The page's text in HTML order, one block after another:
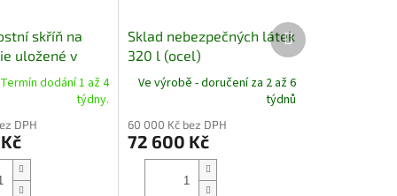
skříň na
uložené v
dodání 1 až 4
týdny.
DPH
Sklad nebezpečných látek
320 l (ocel)
Ve výrobě - doručení za 2 až 6
týdnů
60 000 Kč bez DPH
72 600 Kč
Další
produkt